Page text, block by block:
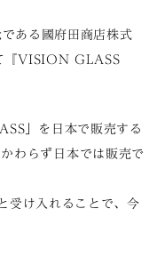
ある國府田商店株式
『VISION GLASS
」を日本で販売する
わらず日本では販売で
受け入れることで、今